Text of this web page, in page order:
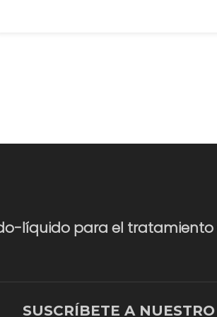
líquido para el tratamiento
SUSCRÍBETE A NUESTRO